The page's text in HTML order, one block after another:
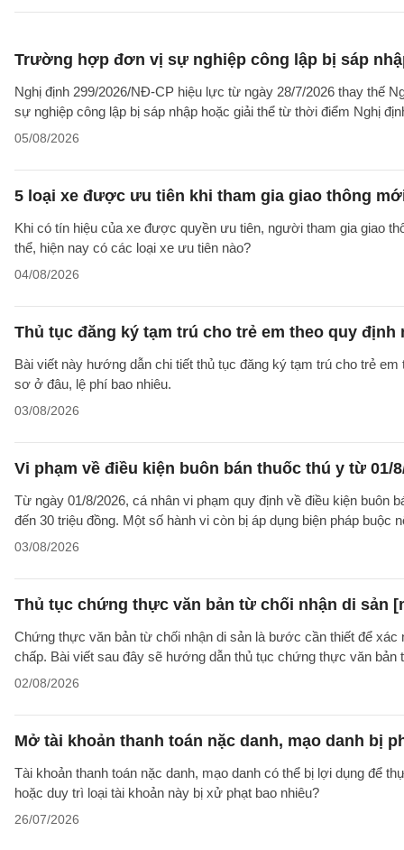
Trường hợp đơn vị sự nghiệp công lập bị sáp
Nghị định 299/2026/NĐ-CP hiệu lực từ ngày 28/7/2026 thay thế
sự nghiệp công lập bị sáp nhập hoặc giải thể từ thời điểm Nghị
05/08/2026
5 loại xe được ưu tiên khi tham gia giao thông
Khi có tín hiệu của xe được quyền ưu tiên, người tham gia giao
thể, hiện nay có các loại xe ưu tiên nào?
04/08/2026
Thủ tục đăng ký tạm trú cho trẻ em theo quy định
Bài viết này hướng dẫn chi tiết thủ tục đăng ký tạm trú cho trẻ
sơ ở đâu, lệ phí bao nhiêu.
03/08/2026
Vi phạm về điều kiện buôn bán thuốc thú y từ 01/
Từ ngày 01/8/2026, cá nhân vi phạm quy định về điều kiện buôn
đến 30 triệu đồng. Một số hành vi còn bị áp dụng biện pháp
03/08/2026
Thủ tục chứng thực văn bản từ chối nhận di sản
Chứng thực văn bản từ chối nhận di sản là bước cần thiết để
chấp. Bài viết sau đây sẽ hướng dẫn thủ tục chứng thực văn
02/08/2026
Mở tài khoản thanh toán nặc danh, mạo danh bị
Tài khoản thanh toán nặc danh, mạo danh có thể bị lợi dụng để
hoặc duy trì loại tài khoản này bị xử phạt bao nhiêu?
26/07/2026